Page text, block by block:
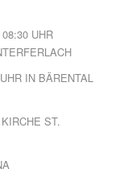
UHR J
IN BÄRENTAL
ST.